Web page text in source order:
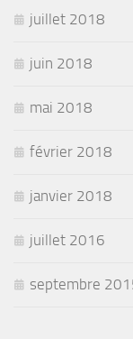
juillet 2018
juin 2018
mai 2018
février 2018
janvier 2018
juillet 2016
septembre